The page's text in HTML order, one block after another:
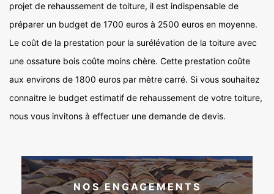
projet de rehaussement de toiture, il est indispensable de
préparer un budget de 1700 euros à 2500 euros en moyenne.
Le coût de la prestation pour la surélévation de la toiture avec
une ossature bois coûte moins chère. Cette prestation coûte
aux environs de 1800 euros par mètre carré. Si vous souhaitez
connaitre le budget estimatif de rehaussement de votre toiture,
nous vous invitons à effectuer une demande de devis.
NOS ENGAGEMENTS